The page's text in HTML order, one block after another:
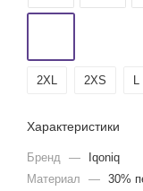
2XL 2XS L
Характеристики
Бренд —
Iqoniq
Материал
— 30%